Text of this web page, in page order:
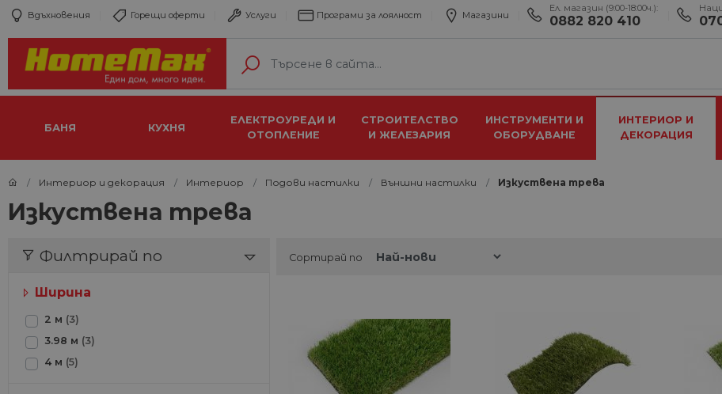
Вдъхновения Горещи оферти Услуги Програми за лоялност Магазини
Ел. магазин (9:00-18:00ч.):
0882 820 410
БАНЯ КУХНЯ
ЕЛЕКТРОУРЕДИ И
ОТОПЛЕНИЕ
СТРОИТЕЛСТВО
И ЖЕЛЕЗАРИЯ
ИНСТРУМЕНТИ И
ОБОРУДВАНЕ
ИНТЕРИОР И
ДЕКОРАЦИЯ
Интериор и декорация Интериор Подови настилки Външни настилки Изкуствена трева
Изкуствена трева
Филтрирай по
Ширина
2 м (3)
3.98 м (3)
4 м (5)
Сортирай по